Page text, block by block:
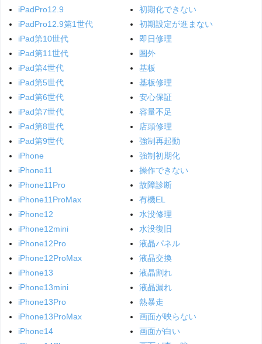
iPadPro12.9
iPadPro12.9第1世代
iPad第10世代
iPad第11世代
iPad第4世代
iPad第5世代
iPad第6世代
iPad第7世代
iPad第8世代
iPad第9世代
iPhone
iPhone11
iPhone11Pro
iPhone11ProMax
iPhone12
iPhone12mini
iPhone12Pro
iPhone12ProMax
iPhone13
iPhone13mini
iPhone13Pro
iPhone13ProMax
iPhone14
初期化できない
初期設定が進まない
即日修理
圏外
基板
基板修理
安心保証
容量不足
店頭修理
強制再起動
強制初期化
操作できない
故障診断
有機EL
水没修理
水没復旧
液晶パネル
液晶交換
液晶割れ
液晶漏れ
熱暴走
画面が映らない
画面が白い